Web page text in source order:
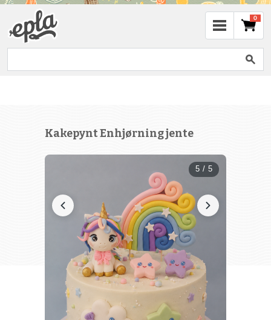
0
Kakepynt Enhjørning jente
5 / 5